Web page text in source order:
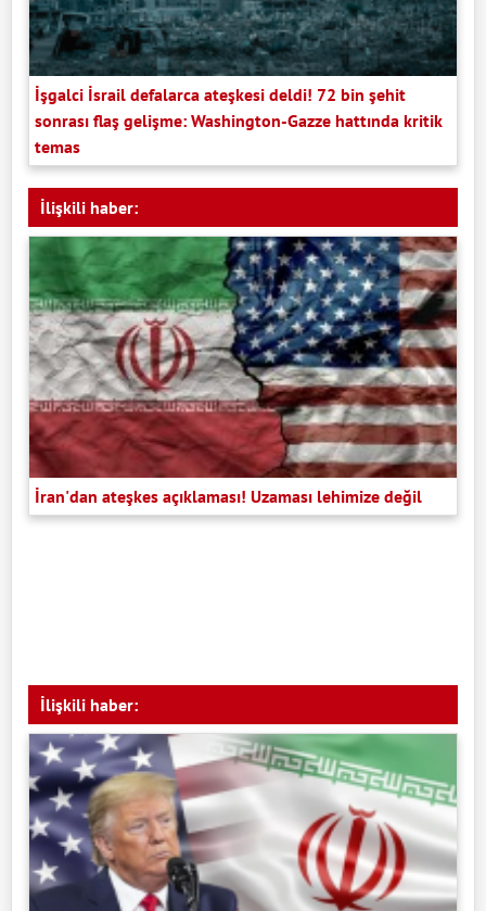
İşgalci İsrail defalarca ateşkesi deldi! 72 bin şehit
sonrası flaş gelişme: Washington-Gazze hattında kritik
temas
İlişkili haber:
İran'dan ateşkes açıklaması! Uzaması lehimize değil
İlişkili haber: